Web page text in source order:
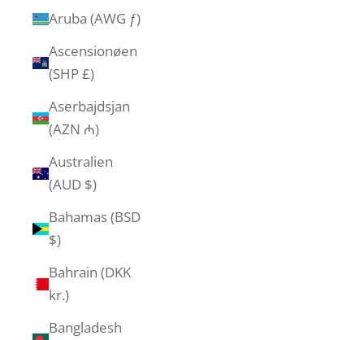
Aruba (AWG ƒ)
Ascensionøen
(SHP £)
Aserbajdsjan
(AZN ₼)
Australien
(AUD $)
Bahamas (BSD
$)
Bahrain (DKK
kr.)
Bangladesh